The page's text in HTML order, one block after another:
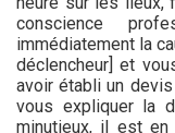
conscience
immédiatement la
déclencheur] et
avoir établi un
vous expliquer la
minutieux, il est en